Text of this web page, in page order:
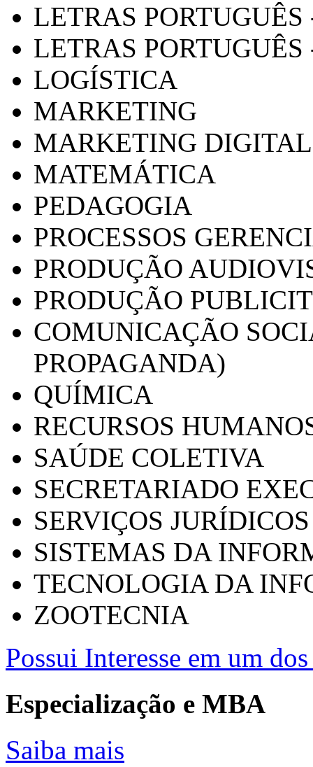
LETRAS
LETRAS PORTUGUÊS
LOGÍSTICA
MARKETING
MARKETING DIGITAL
MATEMÁTICA
PEDAGOGIA
PROCESSOS
PRODUÇÃO
PRODUÇÃO
COMUNICAÇÃO
PROPAGANDA)
QUÍMICA
RECURSOS
SAÚDE COLETIVA
SECRETARIADO
SERVIÇOS
SISTEMAS DA
TECNOLOGIA DA
ZOOTECNIA
Possui Interesse em um
Especialização e MBA
Saiba mais